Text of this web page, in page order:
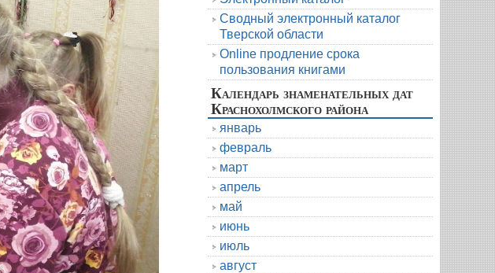
Сводный электронный каталог
Тверской области
Online продление срока
пользования книгами
Календарь знаменательных дат
Краснохолмского района
январь
февраль
март
апрель
май
июнь
июль
август